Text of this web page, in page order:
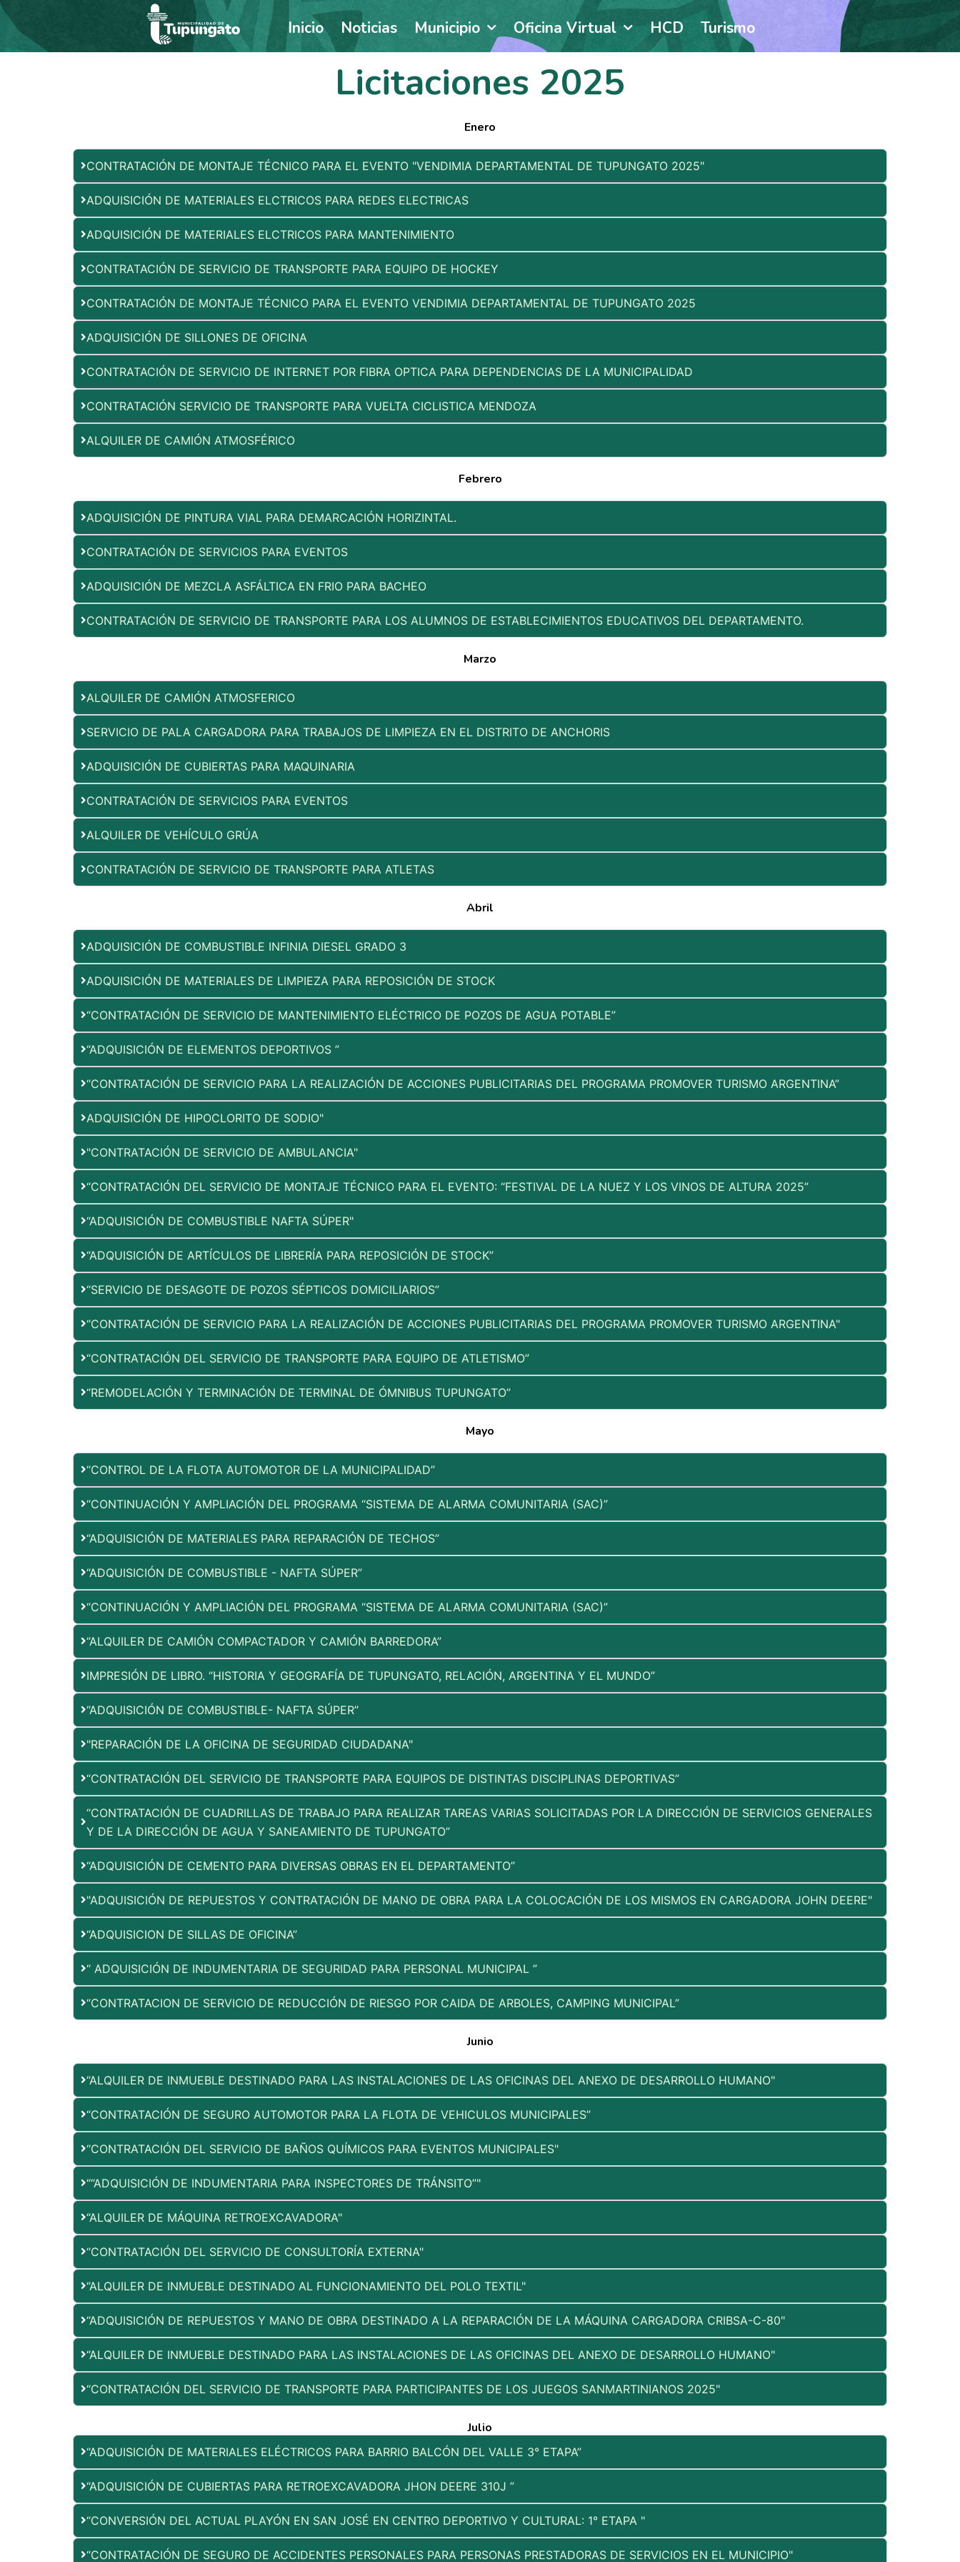
Ir
contenido
Inicio Noticias Municipio Oficina Virtual HCD Turismo
Licitaciones 2025
Enero
CONTRATACIÓN DE MONTAJE TÉCNICO PARA EL EVENTO "VENDIMIA DEPARTAMENTAL DE TUPUNGATO 2025"
ADQUISICIÓN DE MATERIALES ELCTRICOS PARA REDES ELECTRICAS
ADQUISICIÓN DE MATERIALES ELCTRICOS PARA MANTENIMIENTO
CONTRATACIÓN DE SERVICIO DE TRANSPORTE PARA EQUIPO DE HOCKEY
CONTRATACIÓN DE MONTAJE TÉCNICO PARA EL EVENTO VENDIMIA DEPARTAMENTAL DE TUPUNGATO 2025
ADQUISICIÓN DE SILLONES DE OFICINA
CONTRATACIÓN DE SERVICIO DE INTERNET POR FIBRA OPTICA PARA DEPENDENCIAS DE LA MUNICIPALIDAD
CONTRATACIÓN SERVICIO DE TRANSPORTE PARA VUELTA CICLISTICA MENDOZA
ALQUILER DE CAMIÓN ATMOSFÉRICO
Febrero
ADQUISICIÓN DE PINTURA VIAL PARA DEMARCACIÓN HORIZINTAL.
CONTRATACIÓN DE SERVICIOS PARA EVENTOS
ADQUISICIÓN DE MEZCLA ASFÁLTICA EN FRIO PARA BACHEO
CONTRATACIÓN DE SERVICIO DE TRANSPORTE PARA LOS ALUMNOS DE ESTABLECIMIENTOS EDUCATIVOS DEL DEPARTAMENTO.
Marzo
ALQUILER DE CAMIÓN ATMOSFERICO
SERVICIO DE PALA CARGADORA PARA TRABAJOS DE LIMPIEZA EN EL DISTRITO DE ANCHORIS
ADQUISICIÓN DE CUBIERTAS PARA MAQUINARIA
CONTRATACIÓN DE SERVICIOS PARA EVENTOS
ALQUILER DE VEHÍCULO GRÚA
CONTRATACIÓN DE SERVICIO DE TRANSPORTE PARA ATLETAS
Abril
ADQUISICIÓN DE COMBUSTIBLE INFINIA DIESEL GRADO 3
ADQUISICIÓN DE MATERIALES DE LIMPIEZA PARA REPOSICIÓN DE STOCK
“CONTRATACIÓN DE SERVICIO DE MANTENIMIENTO ELÉCTRICO DE POZOS DE AGUA POTABLE”
“ADQUISICIÓN DE ELEMENTOS DEPORTIVOS ”
“CONTRATACIÓN DE SERVICIO PARA LA REALIZACIÓN DE ACCIONES PUBLICITARIAS DEL PROGRAMA PROMOVER TURISMO ARGENTINA”
ADQUISICIÓN DE HIPOCLORITO DE SODIO"
"CONTRATACIÓN DE SERVICIO DE AMBULANCIA"
“CONTRATACIÓN DEL SERVICIO DE MONTAJE TÉCNICO PARA EL EVENTO: “FESTIVAL DE LA NUEZ Y LOS VINOS DE ALTURA 2025”
“ADQUISICIÓN DE COMBUSTIBLE NAFTA SÚPER"
“ADQUISICIÓN DE ARTÍCULOS DE LIBRERÍA PARA REPOSICIÓN DE STOCK”
“SERVICIO DE DESAGOTE DE POZOS SÉPTICOS DOMICILIARIOS”
“CONTRATACIÓN DE SERVICIO PARA LA REALIZACIÓN DE ACCIONES PUBLICITARIAS DEL PROGRAMA PROMOVER TURISMO ARGENTINA"
“CONTRATACIÓN DEL SERVICIO DE TRANSPORTE PARA EQUIPO DE ATLETISMO”
“REMODELACIÓN Y TERMINACIÓN DE TERMINAL DE ÓMNIBUS TUPUNGATO”
Mayo
“CONTROL DE LA FLOTA AUTOMOTOR DE LA MUNICIPALIDAD”
“CONTINUACIÓN Y AMPLIACIÓN DEL PROGRAMA “SISTEMA DE ALARMA COMUNITARIA (SAC)”
“ADQUISICIÓN DE MATERIALES PARA REPARACIÓN DE TECHOS”
“ADQUISICIÓN DE COMBUSTIBLE - NAFTA SÚPER”
“CONTINUACIÓN Y AMPLIACIÓN DEL PROGRAMA “SISTEMA DE ALARMA COMUNITARIA (SAC)”
“ALQUILER DE CAMIÓN COMPACTADOR Y CAMIÓN BARREDORA”
IMPRESIÓN DE LIBRO. “HISTORIA Y GEOGRAFÍA DE TUPUNGATO, RELACIÓN, ARGENTINA Y EL MUNDO”
“ADQUISICIÓN DE COMBUSTIBLE- NAFTA SÚPER”
"REPARACIÓN DE LA OFICINA DE SEGURIDAD CIUDADANA"
“CONTRATACIÓN DEL SERVICIO DE TRANSPORTE PARA EQUIPOS DE DISTINTAS DISCIPLINAS DEPORTIVAS”
“CONTRATACIÓN DE CUADRILLAS DE TRABAJO PARA REALIZAR TAREAS VARIAS SOLICITADAS POR LA DIRECCIÓN DE SERVICIOS GENERALES
Y DE LA DIRECCIÓN DE AGUA Y SANEAMIENTO DE TUPUNGATO”
“ADQUISICIÓN DE CEMENTO PARA DIVERSAS OBRAS EN EL DEPARTAMENTO”
"ADQUISICIÓN DE REPUESTOS Y CONTRATACIÓN DE MANO DE OBRA PARA LA COLOCACIÓN DE LOS MISMOS EN CARGADORA JOHN DEERE"
“ADQUISICION DE SILLAS DE OFICINA”
“ ADQUISICIÓN DE INDUMENTARIA DE SEGURIDAD PARA PERSONAL MUNICIPAL ”
“CONTRATACION DE SERVICIO DE REDUCCIÓN DE RIESGO POR CAIDA DE ARBOLES, CAMPING MUNICIPAL”
Junio
“ALQUILER DE INMUEBLE DESTINADO PARA LAS INSTALACIONES DE LAS OFICINAS DEL ANEXO DE DESARROLLO HUMANO"
“CONTRATACIÓN DE SEGURO AUTOMOTOR PARA LA FLOTA DE VEHICULOS MUNICIPALES”
“CONTRATACIÓN DEL SERVICIO DE BAÑOS QUÍMICOS PARA EVENTOS MUNICIPALES"
““ADQUISICIÓN DE INDUMENTARIA PARA INSPECTORES DE TRÁNSITO”"
“ALQUILER DE MÁQUINA RETROEXCAVADORA"
“CONTRATACIÓN DEL SERVICIO DE CONSULTORÍA EXTERNA"
“ALQUILER DE INMUEBLE DESTINADO AL FUNCIONAMIENTO DEL POLO TEXTIL"
“ADQUISICIÓN DE REPUESTOS Y MANO DE OBRA DESTINADO A LA REPARACIÓN DE LA MÁQUINA CARGADORA CRIBSA-C-80"
“ALQUILER DE INMUEBLE DESTINADO PARA LAS INSTALACIONES DE LAS OFICINAS DEL ANEXO DE DESARROLLO HUMANO"
“CONTRATACIÓN DEL SERVICIO DE TRANSPORTE PARA PARTICIPANTES DE LOS JUEGOS SANMARTINIANOS 2025"
Julio
“ADQUISICIÓN DE MATERIALES ELÉCTRICOS PARA BARRIO BALCÓN DEL VALLE 3° ETAPA”
“ADQUISICIÓN DE CUBIERTAS PARA RETROEXCAVADORA JHON DEERE 310J ”
“CONVERSIÓN DEL ACTUAL PLAYÓN EN SAN JOSÉ EN CENTRO DEPORTIVO Y CULTURAL: 1° ETAPA "
“CONTRATACIÓN DE SEGURO DE ACCIDENTES PERSONALES PARA PERSONAS PRESTADORAS DE SERVICIOS EN EL MUNICIPIO"